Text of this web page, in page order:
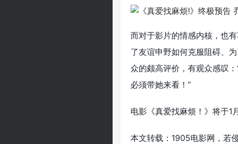
而对于影片的情感内核，也
了友谊申野如何克服阻碍、
众的颇高评价，有观众感叹
必须带她来看！”
电影《真爱找麻烦！》将于1
本文转载：1905电影网，若